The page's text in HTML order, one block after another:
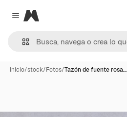
Close menu
Magnific
Inicio/stock/Fotos/Tazón de fuente rosa…